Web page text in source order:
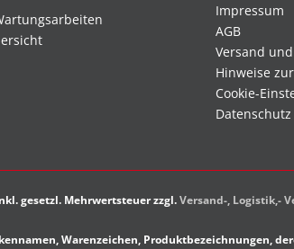
Impressum
AGB
Versand
Hinweise
Cookie-
Datenschutz
gesetzl. Mehrwertsteuer zzgl.Versand-, Logistik,-
Warenzeichen, Produktbezeichnungen,